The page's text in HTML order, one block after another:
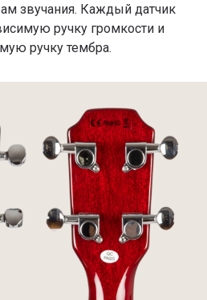
звучания. Каждый датчик
ручку громкости и
ручку тембра.